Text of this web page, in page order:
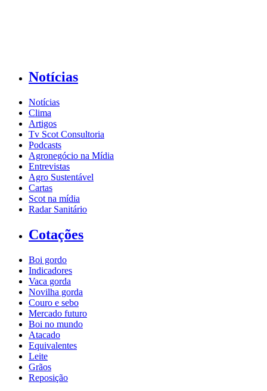
Notícias
Notícias
Clima
Artigos
Tv Scot Consultoria
Podcasts
Agronegócio na Mídia
Entrevistas
Agro Sustentável
Cartas
Scot na mídia
Radar Sanitário
Cotações
Boi gordo
Indicadores
Vaca gorda
Novilha gorda
Couro e sebo
Mercado futuro
Boi no mundo
Atacado
Equivalentes
Leite
Grãos
Reposição